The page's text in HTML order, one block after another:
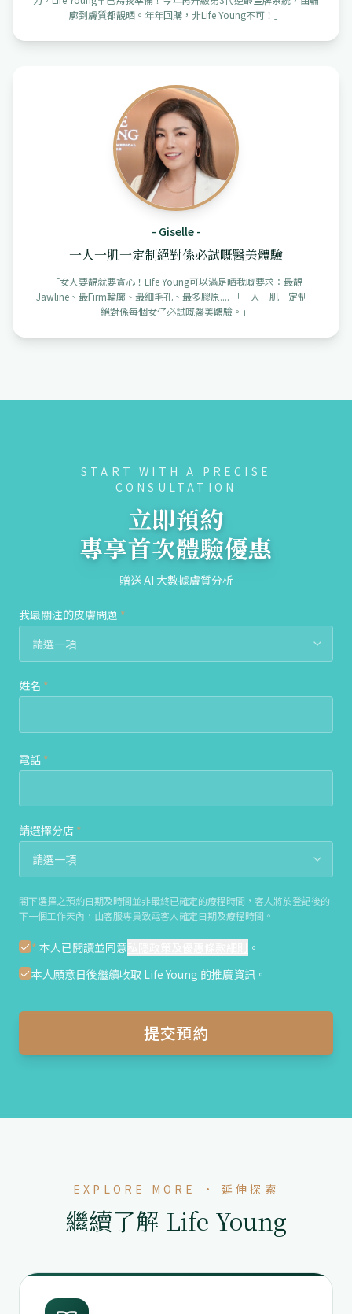
廓到膚質都靚晒。年年回購，非Life Young不可！ 」
- Giselle-
一人一肌一定制絕對係必試嘅醫美體驗
「女人要靚就要貪心！LIfe Young可以滿足晒我嘅要求：最靚
Jawline、最Firm輪廓、最細毛孔、最多膠原.... 「一人一肌一定制」
絕對係每個女仔必試嘅醫美體驗。 」
START WITH A PRECISE
CONSULTATION
立即預約
專享首次體驗優惠
贈送 AI 大數據膚質分析
我最關注的皮膚問題 *
姓名 *
電話 *
請選擇分店 *
閣下選擇之預約日期及時間並非最終已確定的療程時間，客人將於登記後的
下一個工作天內，由客服專員致電客人確定日期及療程時間。
* 本人已閱讀並同意
。
本人願意日後繼續收取 Life Young 的推廣資訊。
提交預約
EXPLORE MORE · 延伸探索
繼續了解 Life Young